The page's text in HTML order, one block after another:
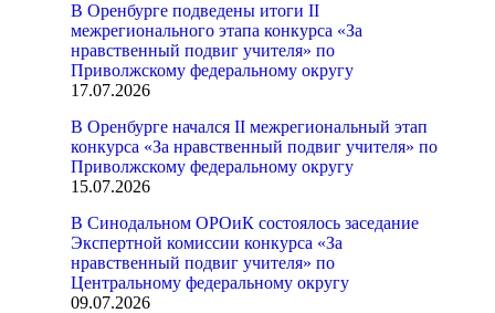
В Оренбурге подведены итоги II
межрегионального этапа конкурса «За
нравственный подвиг учителя» по
Приволжскому федеральному округу
17.07.2026
В Оренбурге начался II межрегиональный этап
конкурса «За нравственный подвиг учителя» по
Приволжскому федеральному округу
15.07.2026
В Синодальном ОРОиК состоялось заседание
Экспертной комиссии конкурса «За
нравственный подвиг учителя» по
Центральному федеральному округу
09.07.2026